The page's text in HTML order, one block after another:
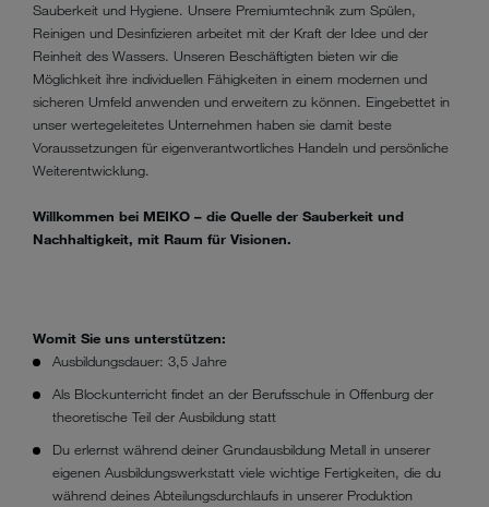
Sauberkeit und Hygiene. Unsere Premiumtechnik zum Spülen,
Reinigen und Desinfizieren arbeitet mit der Kraft der Idee und der
Reinheit des Wassers. Unseren Beschäftigten bieten wir die
Möglichkeit ihre individuellen Fähigkeiten in einem modernen und
sicheren Umfeld anwenden und erweitern zu können. Eingebettet in
unser wertegeleitetes Unternehmen haben sie damit beste
Voraussetzungen für eigenverantwortliches Handeln und persönliche
Weiterentwicklung.
Willkommen bei MEIKO – die Quelle der Sauberkeit und
Nachhaltigkeit, mit Raum für Visionen.
Womit Sie uns unterstützen:
Ausbildungsdauer: 3,5 Jahre
Als Blockunterricht findet an der Berufsschule in Offenburg der
theoretische Teil der Ausbildung statt
Du erlernst während deiner Grundausbildung Metall in unserer
eigenen Ausbildungswerkstatt viele wichtige Fertigkeiten, die du
während deines Abteilungsdurchlaufs in unserer Produktion